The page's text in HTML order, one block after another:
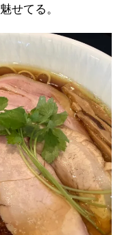
せてる。